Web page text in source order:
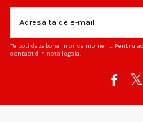
Te poti dezabona in orice moment. Pentru
contact din nota legala.